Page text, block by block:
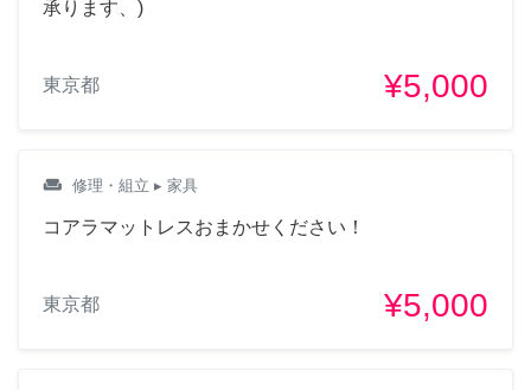
承ります、)
東京都 ¥5,000
weekend 修理・組立 ▸ 家具
コアラマットレスおまかせください！
東京都 ¥5,000